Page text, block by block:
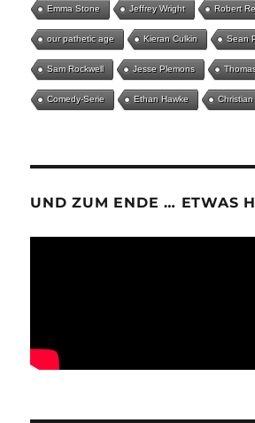
Emma Stone Jeffrey Wright Robert
our pathetic age Kieran Culkin Sean
Sam Rockwell Jesse Plemons
Comedy-Serie Ethan Hawke
UND ZUM ENDE … ETWAS